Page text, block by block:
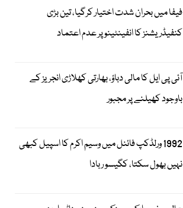
فیفا میں بحران شدت اختیار کرگیا، تین بڑی
کنفیڈریشنز کا انفینٹینو پر عدم اعتماد
آئی پی ایل کا مالی دباؤ، بھارتی کھلاڑی انجریز کے
باوجود کھیلنے پر مجبور
1992 ورلڈکپ فائنل میں وسیم اکرم کا اسپیل کبھی
نہیں بھول سکتا، کگیسو ربادا